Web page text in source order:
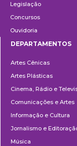
Legislação
Concursos
Ouvidoria
DEPARTAMENTOS
Artes Cênicas
Artes Plásticas
Cinema, Rádio e
Comunicações e Artes
Informação e Cultura
Jornalismo e
Música